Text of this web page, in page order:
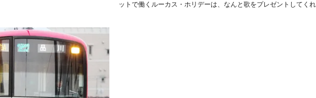
ットで働くルーカス・ホリデーは、なんと歌をプレゼントしてく